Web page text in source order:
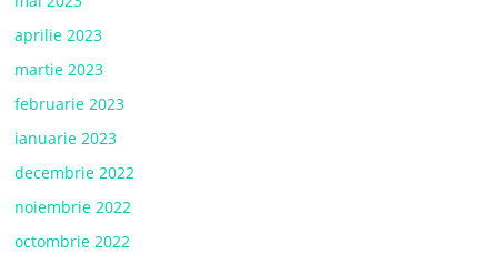
aprilie 2023
martie 2023
februarie 2023
ianuarie 2023
decembrie 2022
noiembrie 2022
octombrie 2022